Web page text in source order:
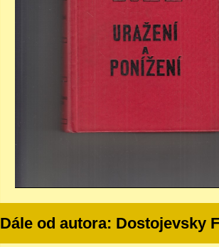
Dále od autora: Dostojevsky